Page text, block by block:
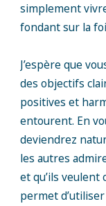
simplement
fondant sur la
J’espère que
des objectifs
positives et
entourent. En
deviendrez
les autres
et qu’ils veulent
permet